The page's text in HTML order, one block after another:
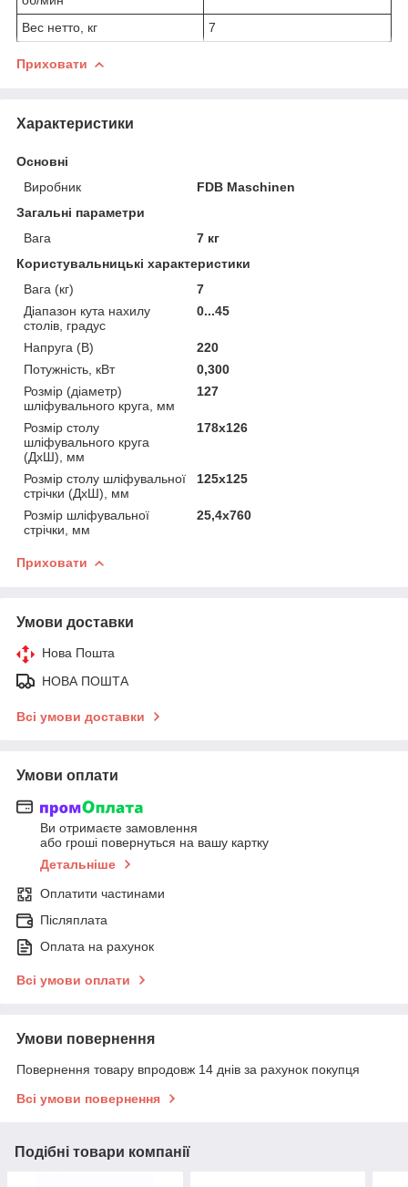
Вес нетто, кг
7
Приховати
Характеристики
Основні
Виробник
FDB Maschinen
Загальні параметри
Вага
7 кг
Користувальницькі характеристики
Вага (кг)
7
Діапазон кута нахилу
столів, градус
0...45
Напруга (В)
220
Потужність, кВт
0,300
Розмір (діаметр)
шліфувального круга, мм
127
Розмір столу
шліфувального круга
(ДхШ), мм
178х126
Розмір столу шліфувальної
стрічки (ДхШ), мм
125х125
Розмір шліфувальної
стрічки, мм
25,4х760
Приховати
Умови доставки
Нова Пошта
НОВА ПОШТА
Всі умови доставки
Умови оплати
Ви отримаєте замовлення
або гроші повернуться на вашу картку
Детальніше
Оплатити частинами
Післяплата
Оплата на рахунок
Всі умови оплати
Умови повернення
Повернення товару впродовж 14 днів за рахунок покупця
Всі умови повернення
Подібні товари компанії